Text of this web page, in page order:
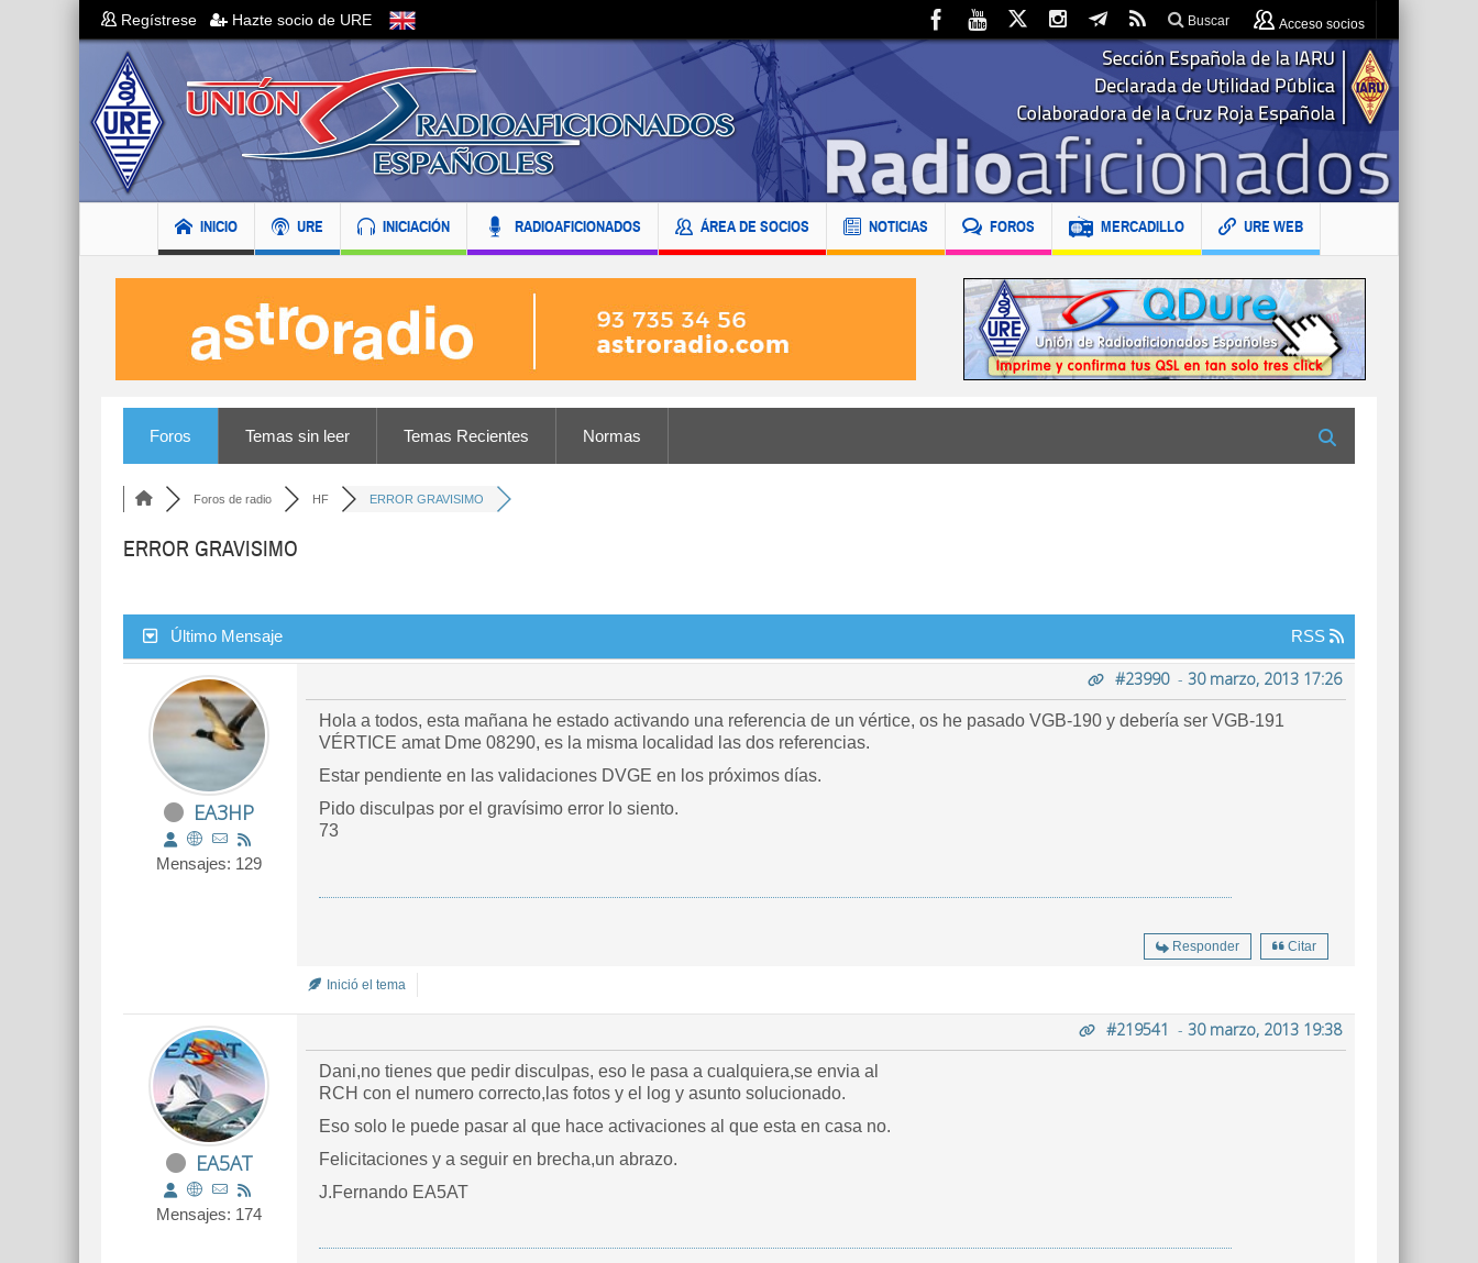
Regístrese Hazte socio de URE Buscar Acceso socios
INICIO URE INICIACIÓN RADIOAFICIONADOS ÁREA DE SOCIOS NOTICIAS FOROS MERCADILLO URE WEB
Foros Temas sin leer Temas Recientes Normas
Foros de radio HF ERROR GRAVISIMO
ERROR GRAVISIMO
Último Mensaje RSS
EA3HP
Mensajes: 129
#23990- 30 marzo, 2013 17:26
Hola a todos, esta mañana he estado activando una referencia de un vértice, os he pasado VGB-190 y debería ser VGB-191
VÉRTICE amat Dme 08290, es la misma localidad las dos referencias.
Estar pendiente en las validaciones DVGE en los próximos días.
Pido disculpas por el gravísimo error lo siento.
73
Responder Citar
Inició el tema
EA5AT
Mensajes: 174
#219541 - 30 marzo, 2013 19:38
Dani,no tienes que pedir disculpas, eso le pasa a cualquiera,se envia al
RCH con el numero correcto,las fotos y el log y asunto solucionado.
Eso solo le puede pasar al que hace activaciones al que esta en casa no.
Felicitaciones y a seguir en brecha,un abrazo.
J.Fernando EA5AT